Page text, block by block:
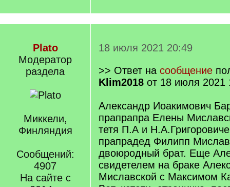
Plato
Модератор
раздела
Миккели,
Финляндия
Сообщений:
4907
На сайте с
18 июля 2021 20:49
>> Ответ на сообщение
Klim2018 от 18 июля 2021
Александр Иоакимович
прапрапра Елены
тетя П.А и
прапрадед Филипп
двоюродный брат. Еще
свидетелем на браке
Миславской с Максимом